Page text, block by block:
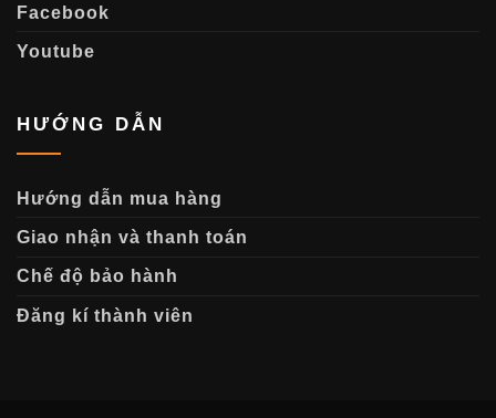
Facebook
Youtube
HƯỚNG DẪN
Hướng dẫn mua hàng
Giao nhận và thanh toán
Chế độ bảo hành
Đăng kí thành viên